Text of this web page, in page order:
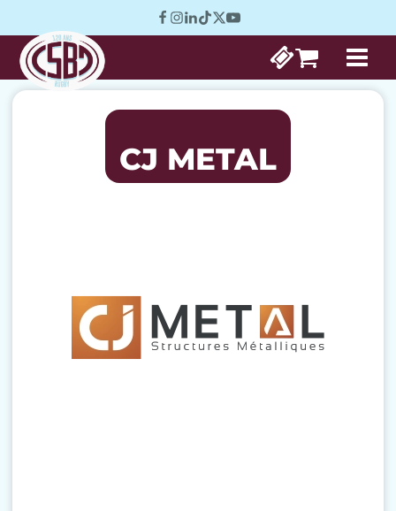
CJ METAL